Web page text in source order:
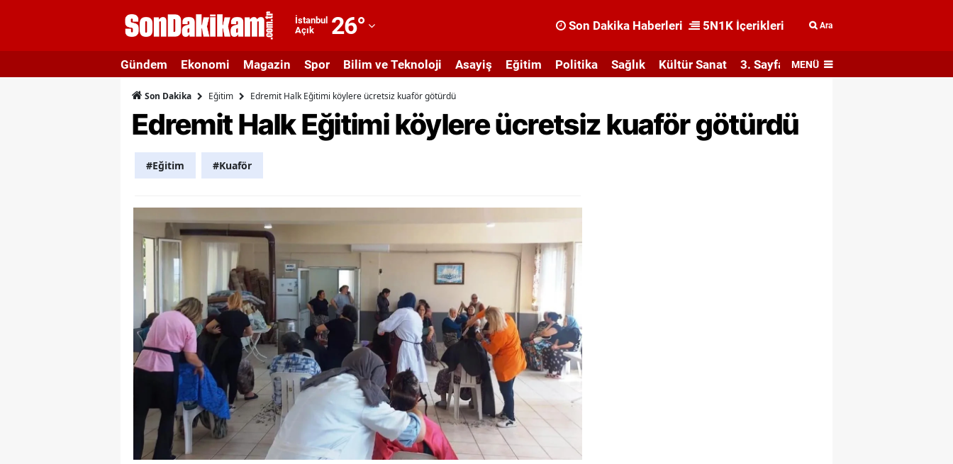
İstanbul
Açık
26°
Adıyaman
Afyonkarahisar
Ağrı
Artvin
Balıkesir
Bilecik
Bingöl
Bitlis
Bolu
Burdur
Son Dakika Haberleri 5N1K İçerikleri Ara
Gündem Ekonomi Magazin Spor Bilim ve Teknoloji Asayiş Eğitim Politika Sağlık Kültür Sanat 3. Sayfa MENÜ
Son Dakika Eğitim Edremit Halk Eğitimi köylere ücretsiz kuaför götürdü
Edremit Halk Eğitimi köylere ücretsiz kuaför götürdü
#Eğitim #Kuaför